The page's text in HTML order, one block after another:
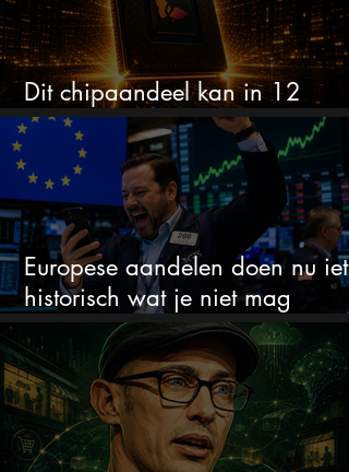
Dit chipaandeel kan in 12
maanden verdubbelen
Europese aandelen doen nu iets
historisch wat je niet mag
negeren